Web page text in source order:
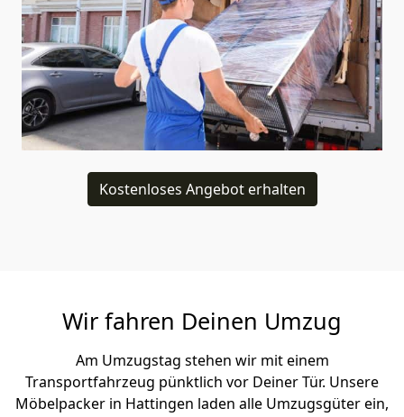
Kostenloses Angebot erhalten
Wir fahren Deinen Umzug
Am Umzugstag stehen wir mit einem
Transportfahrzeug pünktlich vor Deiner Tür. Unsere
Möbelpacker in Hattingen laden alle Umzugsgüter ein,